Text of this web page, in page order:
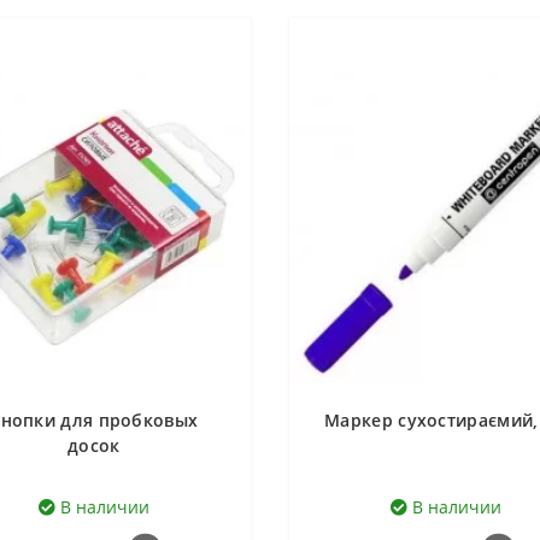
для пробковых
досок
В наличии
Маркер
В наличии